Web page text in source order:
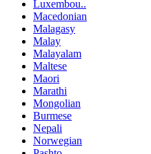
Luxembou..
Macedonian
Malagasy
Malay
Malayalam
Maltese
Maori
Marathi
Mongolian
Burmese
Nepali
Norwegian